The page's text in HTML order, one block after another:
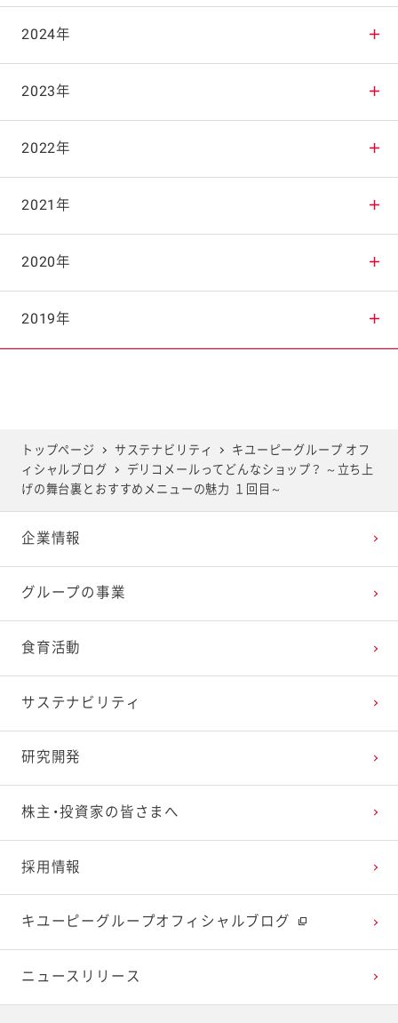
2025年12月
2025年11月
2025年10月
2025年9月
2025年8月
2025年7月
2025年4月
2025年3月
2025年2月
2024年
2024年12月
2024年11月
2024年10月
2024年9月
2024年8月
2024年5月
2024年4月
2024年3月
2023年
2023年12月
2023年11月
2023年10月
2023年9月
2023年6月
2023年5月
2023年4月
2022年
2022年12月
2022年11月
2022年10月
2022年7月
2022年6月
2022年5月
2021年
2021年12月
2021年11月
2021年8月
2021年7月
2021年6月
2020年
2020年12月
2020年9月
2020年8月
2020年7月
2019年
2019年10月
2019年9月
2019年8月
トップページ サステナビリティ
キユーピーグループ オフ
ィシャルブログ
デリコメールってどんなショップ？ ～立ち上
げの舞台裏とおすすめメニューの魅力 １回目～
企業情報
グループの事業
食育活動
サステナビリティ
研究開発
株主・投資家の皆さまへ
採用情報
キユーピーグループオフィシャルブログ
ニュースリリース